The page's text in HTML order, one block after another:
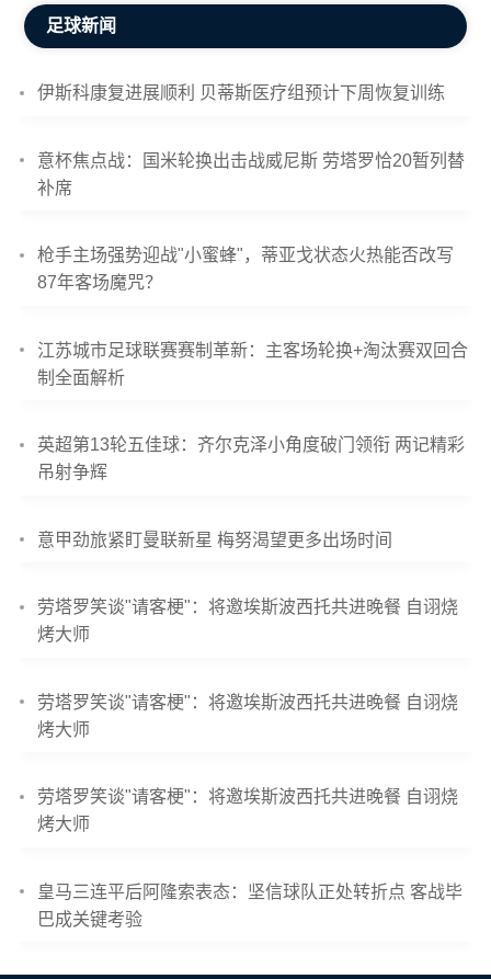
足球新闻
伊斯科康复进展顺利 贝蒂斯医疗组预计下周恢复训练
意杯焦点战：国米轮换出击战威尼斯 劳塔罗恰20暂列替
补席
枪手主场强势迎战"小蜜蜂"，蒂亚戈状态火热能否改写
87年客场魔咒？
江苏城市足球联赛赛制革新：主客场轮换+淘汰赛双回合
制全面解析
英超第13轮五佳球：齐尔克泽小角度破门领衔 两记精彩
吊射争辉
意甲劲旅紧盯曼联新星 梅努渴望更多出场时间
劳塔罗笑谈"请客梗"：将邀埃斯波西托共进晚餐 自诩烧
烤大师
劳塔罗笑谈"请客梗"：将邀埃斯波西托共进晚餐 自诩烧
烤大师
劳塔罗笑谈"请客梗"：将邀埃斯波西托共进晚餐 自诩烧
烤大师
皇马三连平后阿隆索表态：坚信球队正处转折点 客战毕
巴成关键考验